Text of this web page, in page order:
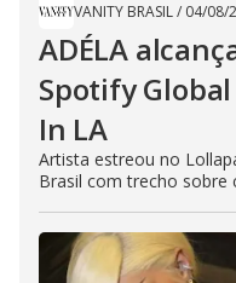
VANITY BRASIL/ 04/08/
ADÉLA
Spotify
In LA
Artista estreou no
Brasil com trecho sobre